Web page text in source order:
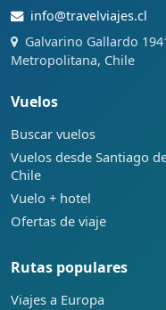
info@travelviajes.cl
Galvarino Gallardo
Metropolitana, Chile
Vuelos
Buscar vuelos
Vuelos desde Santiago
Chile
Vuelo + hotel
Ofertas de viaje
Rutas populares
Viajes a Europa